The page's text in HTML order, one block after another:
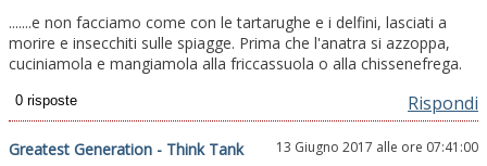
.......e non facciamo come con le tartarughe e i delfini, lasciati a
morire e insecchiti sulle spiagge. Prima che l'anatra si azzoppa,
cuciniamola e mangiamola alla friccassuola o alla chissenefrega.
Rispondi
Greatest Generation - Think Tank 13 Giugno 2017 alle ore 07:41:00